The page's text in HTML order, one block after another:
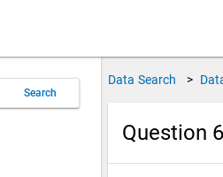
Search
Data Search >
Question